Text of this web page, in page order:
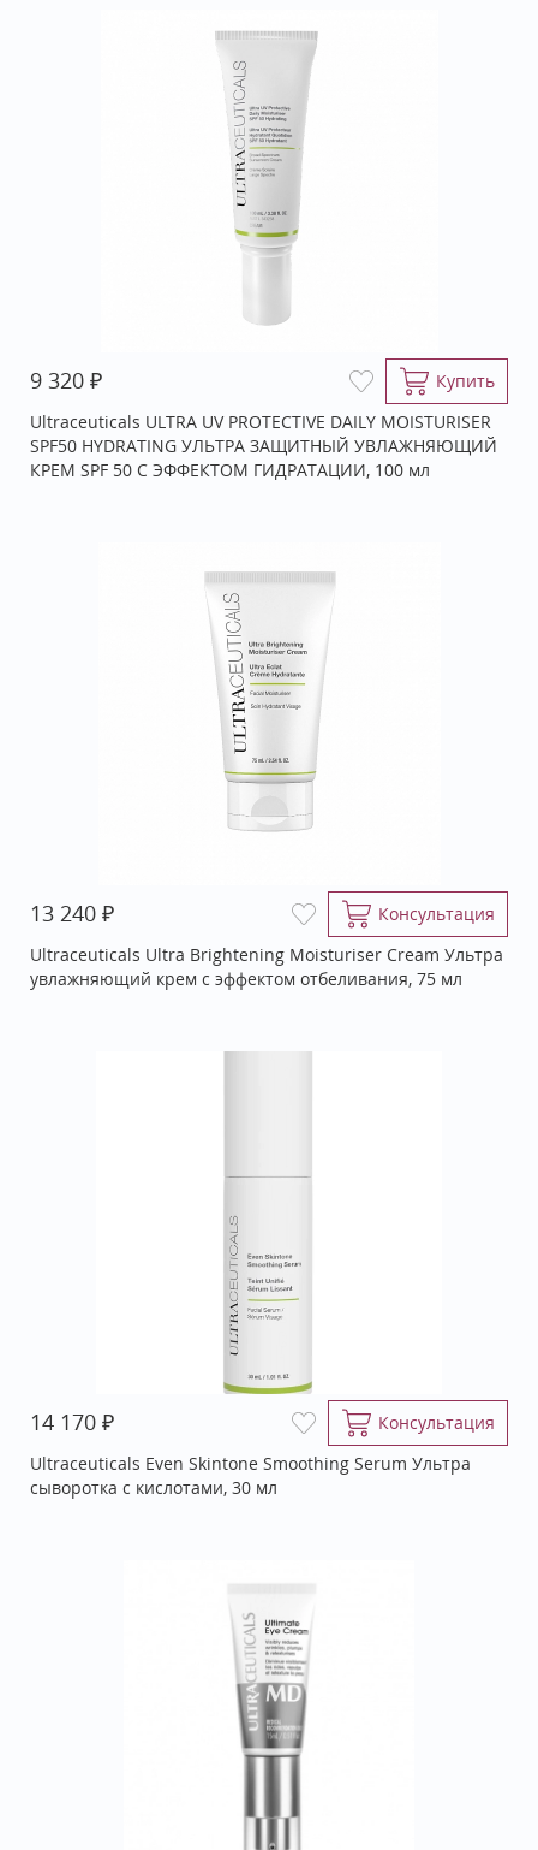
9 320 ₽
Купить
Ultraceuticals ULTRA UV PROTECTIVE DAILY MOISTURISER
SPF50 HYDRATING УЛЬТРА ЗАЩИТНЫЙ УВЛАЖНЯЮЩИЙ
КРЕМ SPF 50 С ЭФФЕКТОМ ГИДРАТАЦИИ, 100 мл
13 240 ₽
Консультация
Ultraceuticals Ultra Brightening Moisturiser Cream Ультра
увлажняющий крем с эффектом отбеливания, 75 мл
14 170 ₽
Консультация
Ultraceuticals Even Skintone Smoothing Serum Ультра
сыворотка с кислотами, 30 мл